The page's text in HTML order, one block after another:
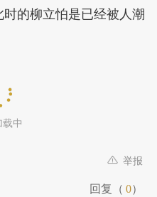
的柳立怕是已经被人潮
载中
举报
回复（ 0）